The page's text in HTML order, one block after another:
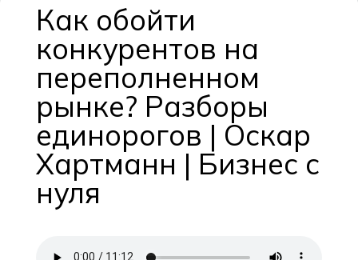
Как обойти
конкурентов на
переполненном
рынке? Разборы
единорогов | Оскар
Хартманн | Бизнес с
нуля